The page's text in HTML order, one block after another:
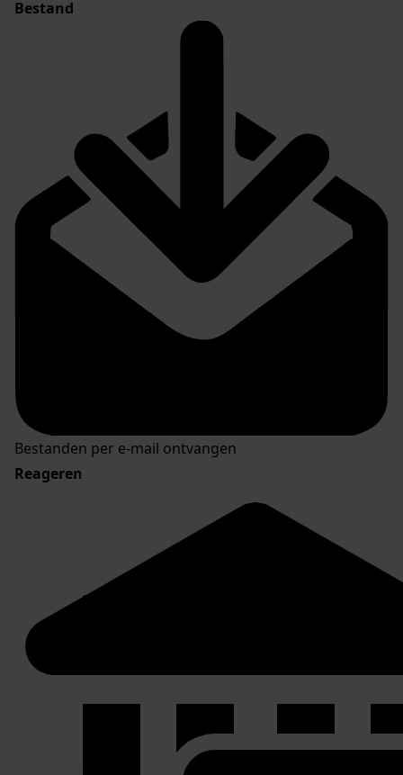
Bestand
Bestanden per e-mail ontvangen
Reageren